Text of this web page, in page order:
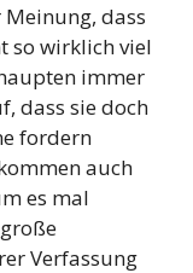
dass
so wirklich viel
immer
dass sie doch
fordern
auch
es mal
Verfassung